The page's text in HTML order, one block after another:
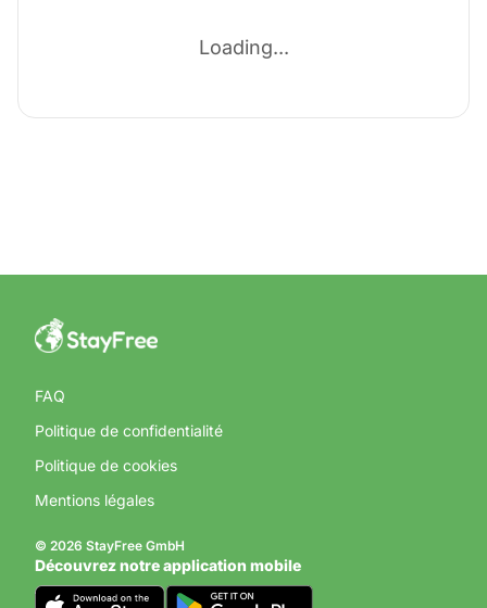
Loading...
FAQ
Politique de confidentialité
Politique de cookies
Mentions légales
© 2026 StayFree GmbH
Découvrez notre application mobile